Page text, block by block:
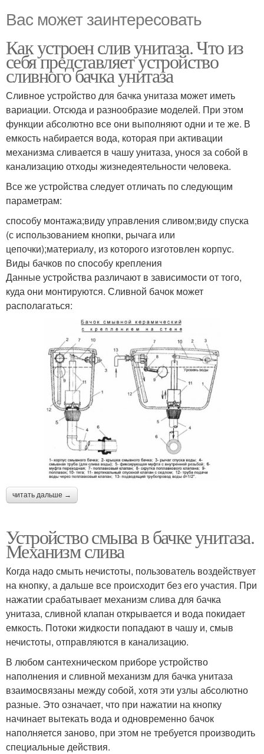
Вас может заинтересовать
Как устроен слив унитаза. Что из
себя представляет устройство
сливного бачка унитаза
Сливное устройство для бачка унитаза может иметь
вариации. Отсюда и разнообразие моделей. При этом
функции абсолютно все они выполняют одни и те же. В
емкость набирается вода, которая при активации
механизма сливается в чашу унитаза, унося за собой в
канализацию отходы жизнедеятельности человека.
Все же устройства следует отличать по следующим
параметрам:
способу монтажа;виду управления сливом;виду спуска
(с использованием кнопки, рычага или
цепочки);материалу, из которого изготовлен корпус.
Виды бачков по способу крепления
Данные устройства различают в зависимости от того,
куда они монтируются. Сливной бачок может
располагаться:
читать дальше →
Устройство смыва в бачке унитаза.
Механизм слива
Когда надо смыть нечистоты, пользователь воздействует
на кнопку, а дальше все происходит без его участия. При
нажатии срабатывает механизм слива для бачка
унитаза, сливной клапан открывается и вода покидает
емкость. Потоки жидкости попадают в чашу и, смыв
нечистоты, отправляются в канализацию.
В любом сантехническом приборе устройство
наполнения и сливной механизм для бачка унитаза
взаимосвязаны между собой, хотя эти узлы абсолютно
разные. Это означает, что при нажатии на кнопку
начинает вытекать вода и одновременно бачок
наполняется заново, при этом не требуется производить
специальные действия.